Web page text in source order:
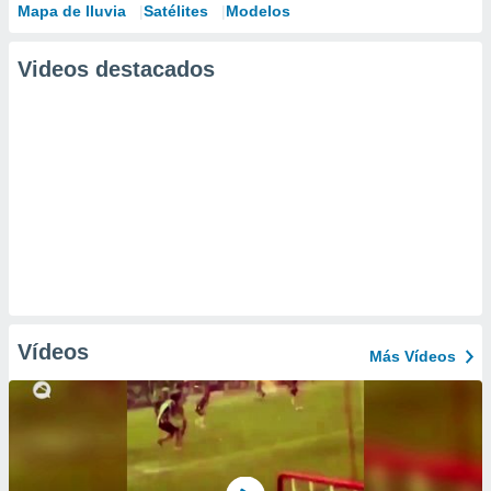
Mapa de lluvia Satélites Modelos
Videos destacados
Vídeos Más Vídeos